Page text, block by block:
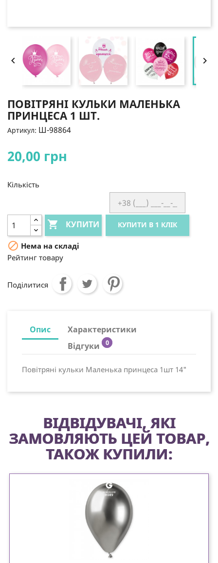
 
ПОВІТРЯНІ КУЛЬКИ МАЛЕНЬКА
ПРИНЦЕСА 1 ШТ.
Артикул: Ш-98864
20,00 грн
Кількість
 КУПИТИ КУПИТИ В 1 КЛІК
 Нема на складі
Рейтинг товару
Поділитися
Опис
Характеристики
Відгуки
0
Повітряні кульки Маленька принцеса 1шт 14"
ВІДВІДУВАЧІ, ЯКІ
ЗАМОВЛЯЮТЬ ЦЕЙ ТОВАР,
ТАКОЖ КУПИЛИ: